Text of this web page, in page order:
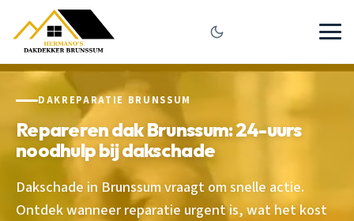
DAKREPARATIE BRUNSSUM
Repareren dak Brunssum: 24-uurs
noodhulp bij dakschade
Dakschade in Brunssum vraagt om snelle actie.
Ontdek wanneer reparatie urgent is, wat het kost